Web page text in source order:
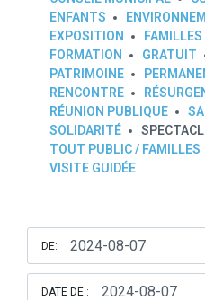
ENFANTS
EXPOSITION
FAMILLES
FORMATION
GRATUIT
PATRIMOINE
RENCONTRE
RÉUNION PUBLIQUE
SOLIDARITÉ
TOUT PUBLIC / FAMILLES
VISITE GUIDÉE
DE:
DATE DE :